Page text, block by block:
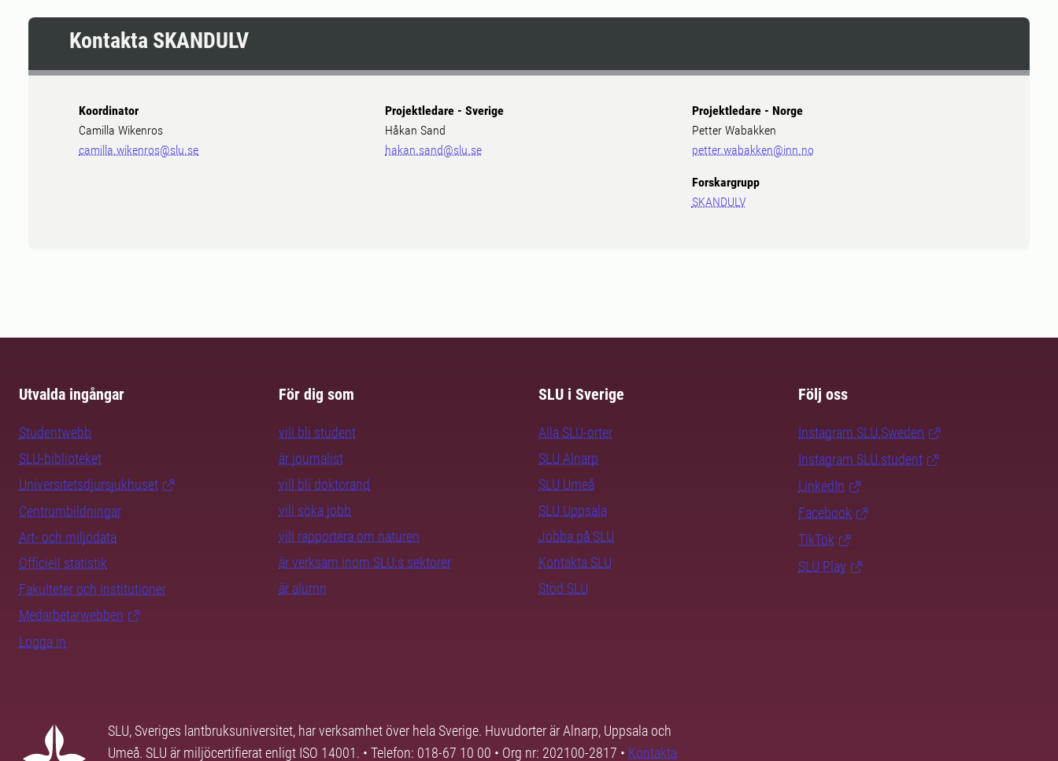
Kontakta SKANDULV
Koordinator
Camilla Wikenros
camilla.wikenros@slu.se
Projektledare - Sverige
Håkan Sand
hakan.sand@slu.se
Projektledare - Norge
Petter Wabakken
petter.wabakken@inn.no
Forskargrupp
SKANDULV
Utvalda ingångar
Studentwebb
SLU-biblioteket
Universitetsdjursjukhuset
Centrumbildningar
Art- och miljödata
Officiell statistik
Fakulteter och institutioner
Medarbetarwebben
Logga in
För dig som
vill bli student
är journalist
vill bli doktorand
vill söka jobb
vill rapportera om naturen
är verksam inom SLU:s sektorer
är alumn
SLU i Sverige
Alla SLU-orter
SLU Alnarp
SLU Umeå
SLU Uppsala
Jobba på SLU
Kontakta SLU
Stöd SLU
Följ oss
Instagram SLU.Sweden
Instagram SLU.student
LinkedIn
Facebook
TikTok
SLU Play
SLU, Sveriges lantbruksuniversitet, har verksamhet över hela Sverige. Huvudorter är Alnarp, Uppsala och
Umeå. SLU är miljöcertifierat enligt ISO 14001. • Telefon: 018-67 10 00 • Org nr: 202100-2817 • Kontakta